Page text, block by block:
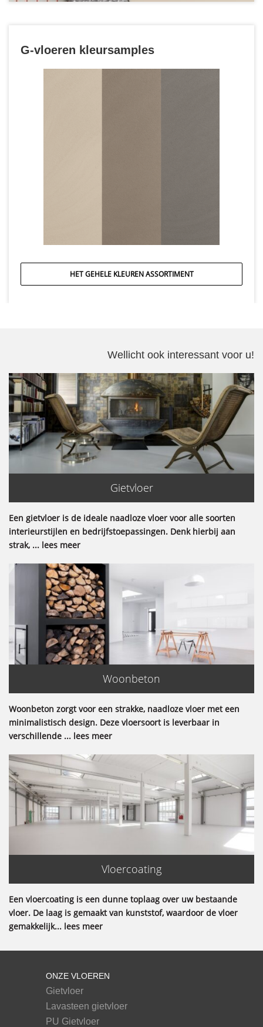
G-vloeren kleursamples
HET GEHELE KLEUREN ASSORTIMENT
Wellicht ook interessant voor u!
Gietvloer
Een gietvloer is de ideale naadloze vloer voor alle soorten
interieurstijlen en bedrijfstoepassingen. Denk hierbij aan
strak, ... lees meer
Woonbeton
Woonbeton zorgt voor een strakke, naadloze vloer met een
minimalistisch design. Deze vloersoort is leverbaar in
verschillende ... lees meer
Vloercoating
Een vloercoating is een dunne toplaag over uw bestaande
vloer. De laag is gemaakt van kunststof, waardoor de vloer
gemakkelijk... lees meer
ONZE VLOEREN
Gietvloer
Lavasteen gietvloer
PU Gietvloer